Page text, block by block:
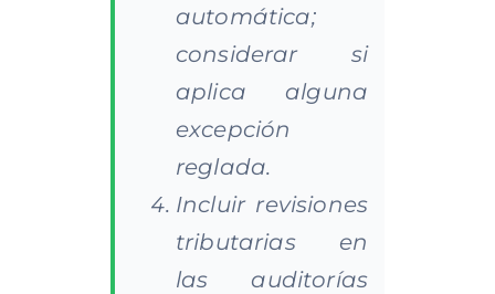
automática;
considerar si
aplica alguna
excepción
reglada.
Incluir revisiones
tributarias en
las auditorías